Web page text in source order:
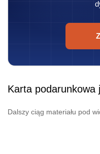
Karta podarunkowa
Dalszy ciąg materiału pod